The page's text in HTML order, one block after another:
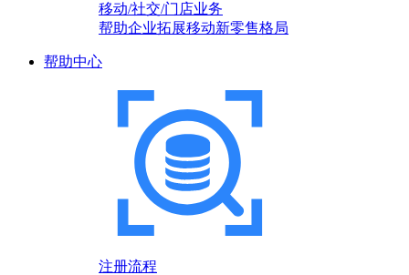
移动/社交/门店业务
帮助企业拓展移动新零售格局
帮助中心
注册流程